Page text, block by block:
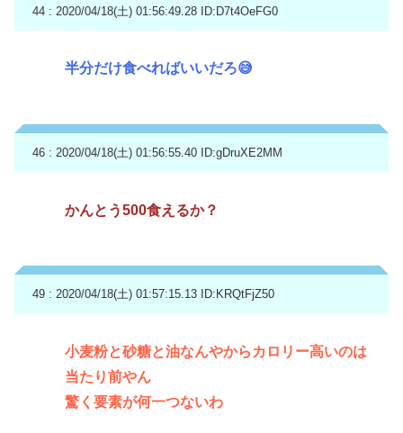
44 : 2020/04/18(土) 01:56:49.28 ID:D7t4OeFG0
半分だけ食べればいいだろ😅
46 : 2020/04/18(土) 01:56:55.40 ID:gDruXE2MM
かんとう500食えるか？
49 : 2020/04/18(土) 01:57:15.13 ID:KRQtFjZ50
小麦粉と砂糖と油なんやからカロリー高いのは
当たり前やん
驚く要素が何一つないわ